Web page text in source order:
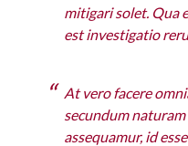
mitigari solet. Qua
est investigatio
At vero facere
secundum
assequamur, id